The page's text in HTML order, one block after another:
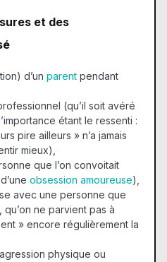
et des
d’un parentpendant
(qu’il soit avéré
étant le ressenti :
pire ailleurs » n’a jamais
mieux),
que l’on convoitait
obsession amoureuse),
avec une personne que
qu’on ne parvient pas à
» encore régulièrement la
physique ou